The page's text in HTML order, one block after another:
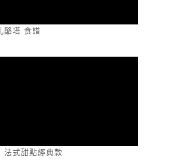
酪塔 食譜
法式甜點經典款